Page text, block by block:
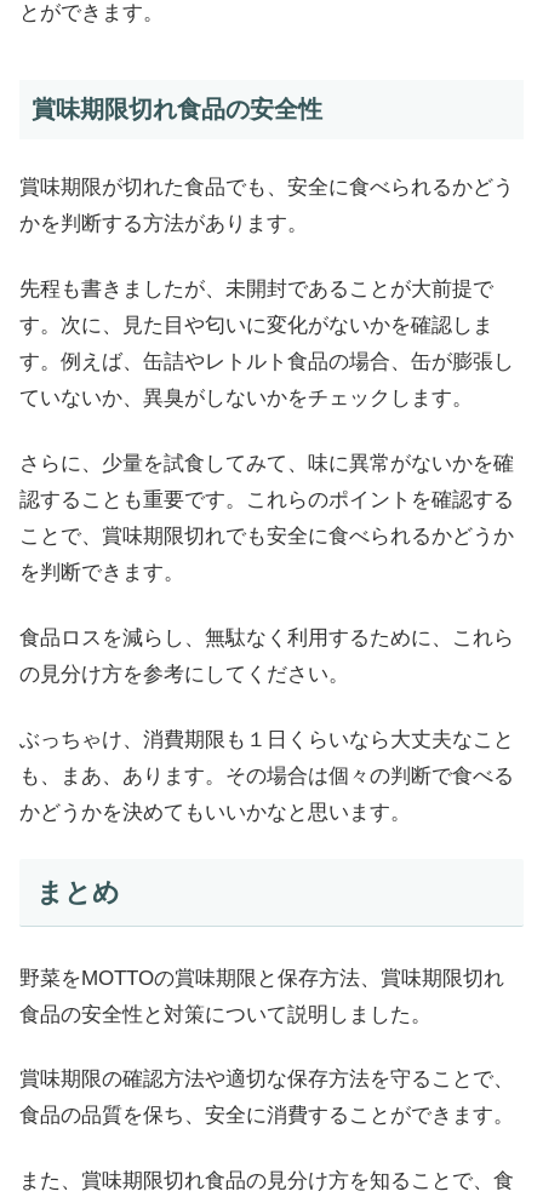
とができます。
賞味期限切れ食品の安全性
賞味期限が切れた食品でも、安全に食べられるかどう
かを判断する方法があります。
先程も書きましたが、未開封であることが大前提で
す。次に、見た目や匂いに変化がないかを確認しま
す。例えば、缶詰やレトルト食品の場合、缶が膨張し
ていないか、異臭がしないかをチェックします。
さらに、少量を試食してみて、味に異常がないかを確
認することも重要です。これらのポイントを確認する
ことで、賞味期限切れでも安全に食べられるかどうか
を判断できます。
食品ロスを減らし、無駄なく利用するために、これら
の見分け方を参考にしてください。
ぶっちゃけ、消費期限も１日くらいなら大丈夫なこと
も、まあ、あります。その場合は個々の判断で食べる
かどうかを決めてもいいかなと思います。
まとめ
野菜をMOTTOの賞味期限と保存方法、賞味期限切れ
食品の安全性と対策について説明しました。
賞味期限の確認方法や適切な保存方法を守ることで、
食品の品質を保ち、安全に消費することができます。
また、賞味期限切れ食品の見分け方を知ることで、食